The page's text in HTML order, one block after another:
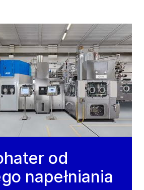
od
napełniania